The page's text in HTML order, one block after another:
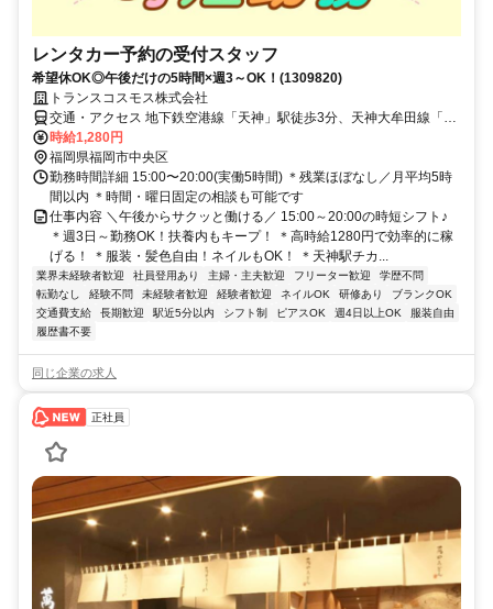
レンタカー予約の受付スタッフ
希望休OK◎午後だけの5時間×週3～OK！(1309820)
トランスコスモス株式会社
交通・アクセス 地下鉄空港線「天神」駅徒歩3分、天神大牟田線「西
鉄福岡」駅徒歩5分、地下鉄七隈線「天神南」駅徒歩10分
時給1,280円
福岡県福岡市中央区
勤務時間詳細 15:00〜20:00(実働5時間) ＊残業ほぼなし／月平均5時
間以内 ＊時間・曜日固定の相談も可能です
仕事内容 ＼午後からサクッと働ける／ 15:00～20:00の時短シフト♪
＊週3日～勤務OK！扶養内もキープ！ ＊高時給1280円で効率的に稼
げる！ ＊服装・髪色自由！ネイルもOK！ ＊天神駅チカ...
業界未経験者歓迎 社員登用あり 主婦・主夫歓迎 フリーター歓迎
学歴不問
転勤なし
経験不問 未経験者歓迎 経験者歓迎 ネイルOK 研修あり
ブランクOK
交通費支給
長期歓迎 駅近5分以内 シフト制 ピアスOK 週4日以上OK
服装自由
履歴書不要
同じ企業の求人
正社員